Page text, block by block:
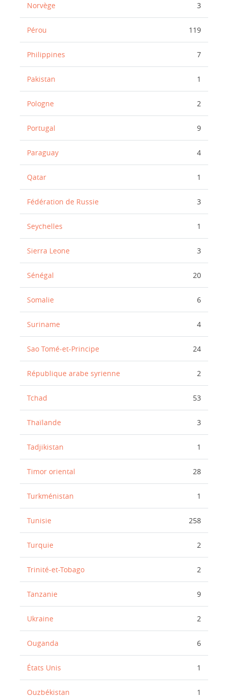
Norvège 3
Pérou 119
Philippines 7
Pakistan 1
Pologne 2
Portugal 9
Paraguay 4
Qatar 1
Fédération de Russie 3
Seychelles 1
Sierra Leone 3
Sénégal 20
Somalie 6
Suriname 4
Sao Tomé-et-Principe 24
République arabe syrienne 2
Tchad 53
Thaïlande 3
Tadjikistan 1
Timor oriental 28
Turkménistan 1
Tunisie 258
Turquie 2
Trinité-et-Tobago 2
Tanzanie 9
Ukraine 2
Ouganda 6
États Unis 1
Ouzbékistan 1